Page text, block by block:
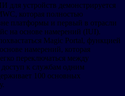
для устройств демонстрируется
которая полностью
платформы и первый в отрасли
на основе намерений (IUI).
Magic Portal, функцией
намерений, которая
переключаться между
к службам одним
100 основных